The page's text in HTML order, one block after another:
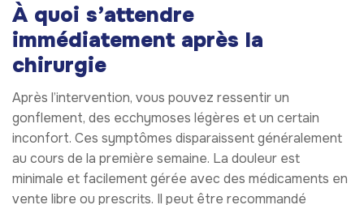
À quoi s’attendre
immédiatement après la
chirurgie
Après l’intervention, vous pouvez ressentir un
gonflement, des ecchymoses légères et un certain
inconfort. Ces symptômes disparaissent généralement
au cours de la première semaine. La douleur est
minimale et facilement gérée avec des médicaments en
vente libre ou prescrits. Il peut être recommandé